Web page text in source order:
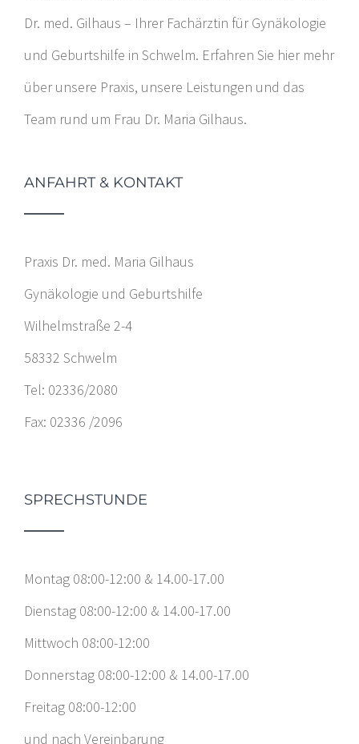
Dr. med. Gilhaus – Ihrer Fachärztin für Gynäkologie
und Geburtshilfe in Schwelm. Erfahren Sie hier mehr
über unsere Praxis, unsere Leistungen und das
Team rund um Frau Dr. Maria Gilhaus.
ANFAHRT & KONTAKT
Praxis Dr. med. Maria Gilhaus
Gynäkologie und Geburtshilfe
Wilhelmstraße 2-4
58332 Schwelm
Tel: 02336/2080
Fax: 02336 /2096
SPRECHSTUNDE
Montag 08:00-12:00 & 14.00-17.00
Dienstag 08:00-12:00 & 14.00-17.00
Mittwoch 08:00-12:00
Donnerstag 08:00-12:00 & 14.00-17.00
Freitag 08:00-12:00
und nach Vereinbarung